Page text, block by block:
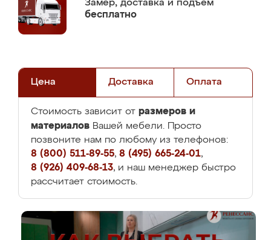
Замер, доставка и подъем
бесплатно
Цена Доставка Оплата
Стоимость зависит от размеров и
материалов Вашей мебели. Просто
позвоните нам по любому из телефонов:
8 (800) 511-89-55, 8 (495) 665-24-01,
8 (926) 409-68-13, и наш менеджер быстро
рассчитает стоимость.